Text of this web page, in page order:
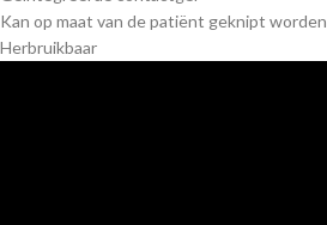
Kan op maat van de patiënt geknipt worden
Herbruikbaar